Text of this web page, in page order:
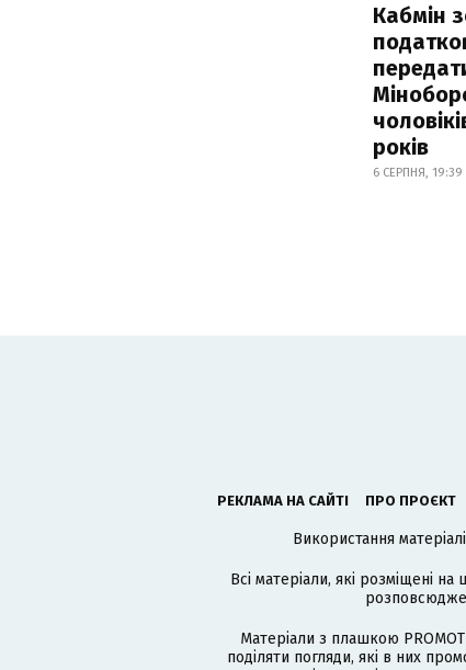
Кабмін
років
6 СЕРПНЯ, 19:39
РЕКЛАМА НА САЙТІ ПРО ПРОЄКТ
Використання
Всі матеріали, які розміщені
Матеріали з плашкою
поділяти погляди, які в них